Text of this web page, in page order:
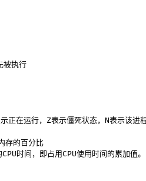
被执行
正在运行，Z表示僵死状态，N表示该进
存的百分比
时间，即占用CPU使用时间的累加值。